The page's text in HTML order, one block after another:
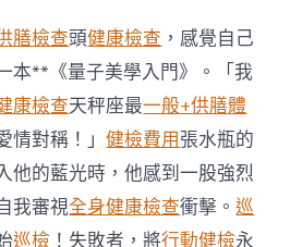
調
查
約
四
起
不
符
合
法
令
膳檢查頭健康檢查 ，感覺自己
本**《量子美學入門》。「我
康檢查天秤座最一般+供膳體
情對稱！」健檢費用張水瓶的
他的藍光時，他感到一股強烈
我審視全身健康檢查衝擊。巡
巡檢 ！失敗者，將行動健檢永